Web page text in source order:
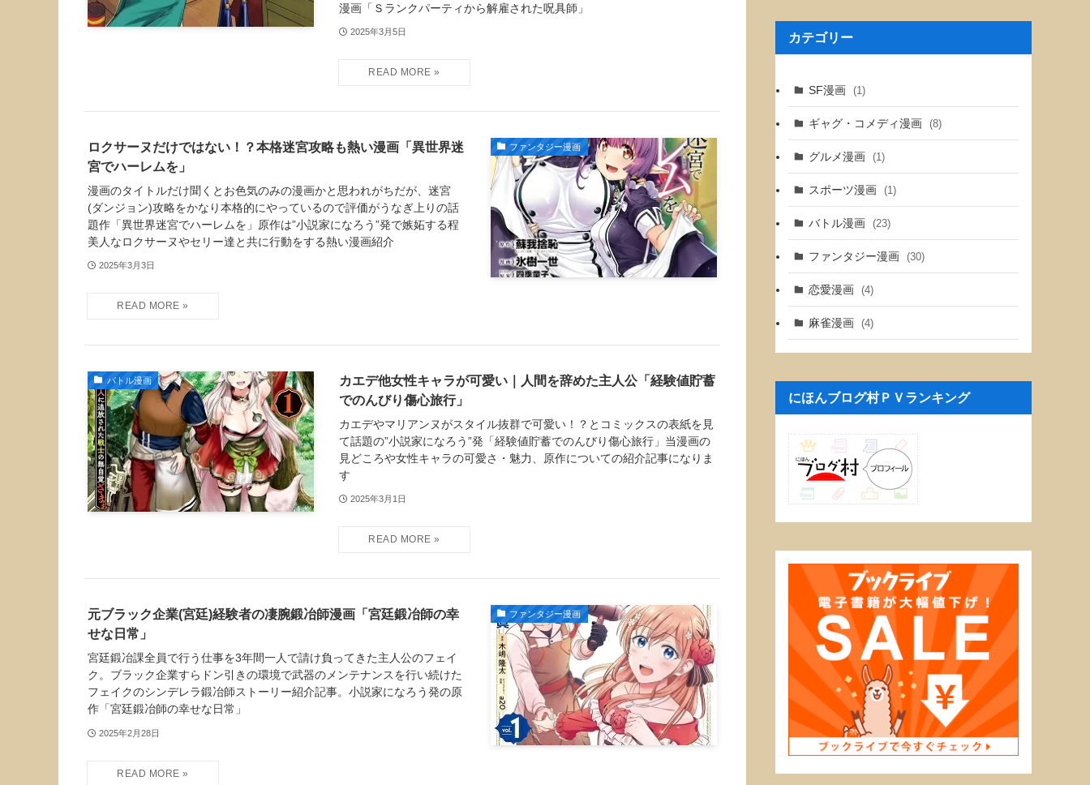
漫画「Ｓランクパーティから解雇された呪具師」
2025年3月5日
ファンタジー漫画
ロクサーヌだけではない！？本格迷宮攻略も熱い漫画「異世界迷
宮でハーレムを」
漫画のタイトルだけ聞くとお色気のみの漫画かと思われがちだが、迷宮
(ダンジョン)攻略をかなり本格的にやっているので評価がうなぎ上りの話
題作「異世界迷宮でハーレムを」原作は”小説家になろう”発で嫉妬する程
美人なロクサーヌやセリー達と共に行動をする熱い漫画紹介
2025年3月3日
バトル漫画
カエデ他女性キャラが可愛い｜人間を辞めた主人公「経験値貯蓄
でのんびり傷心旅行」
カエデやマリアンヌがスタイル抜群で可愛い！？とコミックスの表紙を見
て話題の”小説家になろう”発「経験値貯蓄でのんびり傷心旅行」当漫画の
見どころや女性キャラの可愛さ・魅力、原作についての紹介記事になりま
す
2025年3月1日
ファンタジー漫画
元ブラック企業(宮廷)経験者の凄腕鍛冶師漫画「宮廷鍛冶師の幸
せな日常」
宮廷鍛冶課全員で行う仕事を3年間一人で請け負ってきた主人公のフェイ
ク。ブラック企業すらドン引きの環境で武器のメンテナンスを行い続けた
フェイクのシンデレラ鍛冶師ストーリー紹介記事。小説家になろう発の原
作「宮廷鍛冶師の幸せな日常」
2025年2月28日
カテゴリー
SF漫画 (1)
ギャグ・コメディ漫画 (8)
グルメ漫画 (1)
スポーツ漫画 (1)
バトル漫画 (23)
ファンタジー漫画 (30)
恋愛漫画 (4)
麻雀漫画 (4)
にほんブログ村ＰＶランキング